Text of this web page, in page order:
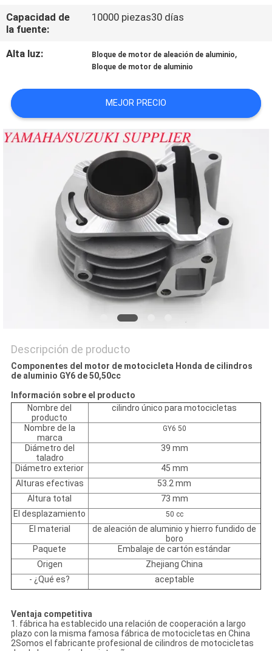
NOTICIAS
PIDA
UNA
CITA
PRIVACY
Capacidad de
la fuente:
10000 piezas30 días
Alta luz: Bloque de motor de aleación de aluminio,
Bloque de motor de aluminio
MEJOR PRECIO
Descripción de producto
Componentes del motor de motocicleta Honda de cilindros
de aluminio GY6 de 50,50cc
Información sobre el producto
Nombre del
producto
cilindro único para motocicletas
Nombre de la
marca
GY6 50
Diámetro del
taladro
39 mm
Diámetro exterior
45 mm
Alturas efectivas
53.2 mm
Altura total
73 mm
El desplazamiento
50 cc
El material
de aleación de aluminio y hierro fundido de
boro
Paquete
Embalaje de cartón estándar
Origen
Zhejiang China
- ¿Qué es?
aceptable
Ventaja competitiva
1. fábrica ha establecido una relación de cooperación a largo
plazo con la misma famosa fábrica de motocicletas en China
2Somos el fabricante profesional de cilindros de motocicletas